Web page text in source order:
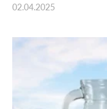
02.04.2025